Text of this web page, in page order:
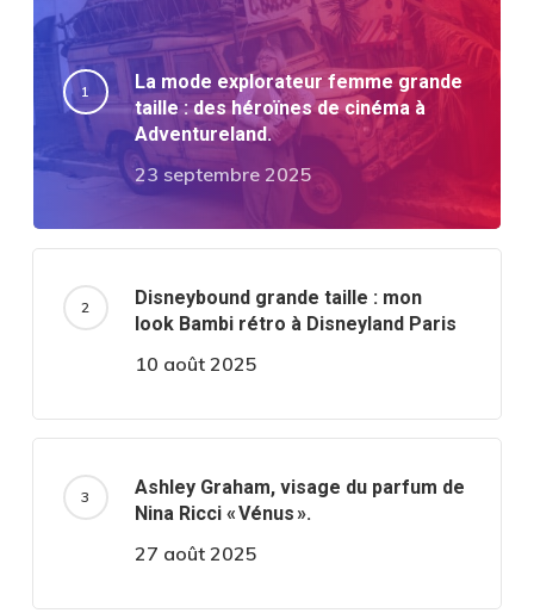
La mode explorateur femme grande
taille : des héroïnes de cinéma à
Adventureland.
23 septembre 2025
Disneybound grande taille : mon
look Bambi rétro à Disneyland Paris
10 août 2025
Ashley Graham, visage du parfum de
Nina Ricci « Vénus ».
27 août 2025